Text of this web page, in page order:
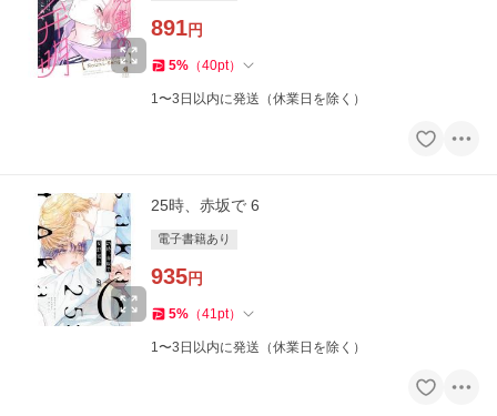
891円
5% （40pt）
1〜3日以内に発送（休業日を除く）
25時、赤坂で 6
電子書籍あり
935円
5% （41pt）
1〜3日以内に発送（休業日を除く）